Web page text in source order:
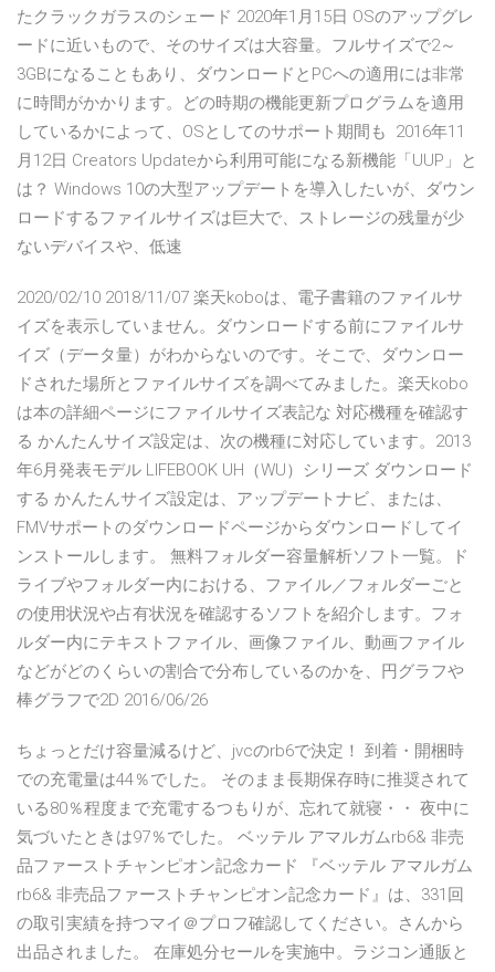
たクラックガラスのシェード 2020年1月15日 OSのアップグレ
ードに近いもので、そのサイズは大容量。フルサイズで2～
3GBになることもあり、ダウンロードとPCへの適用には非常
に時間がかかります。どの時期の機能更新プログラムを適用
しているかによって、OSとしてのサポート期間も 2016年11
月12日 Creators Updateから利用可能になる新機能「UUP」と
は？ Windows 10の大型アップデートを導入したいが、ダウン
ロードするファイルサイズは巨大で、ストレージの残量が少
ないデバイスや、低速
2020/02/10 2018/11/07 楽天koboは、電子書籍のファイルサ
イズを表示していません。ダウンロードする前にファイルサ
イズ（データ量）がわからないのです。そこで、ダウンロー
ドされた場所とファイルサイズを調べてみました。楽天kobo
は本の詳細ページにファイルサイズ表記な 対応機種を確認す
る かんたんサイズ設定は、次の機種に対応しています。2013
年6月発表モデル LIFEBOOK UH（WU）シリーズ ダウンロード
する かんたんサイズ設定は、アップデートナビ、または、
FMVサポートのダウンロードページからダウンロードしてイ
ンストールします。 無料フォルダー容量解析ソフト一覧。ド
ライブやフォルダー内における、ファイル／フォルダーごと
の使用状況や占有状況を確認するソフトを紹介します。フォ
ルダー内にテキストファイル、画像ファイル、動画ファイル
などがどのくらいの割合で分布しているのかを、円グラフや
棒グラフで2D 2016/06/26
ちょっとだけ容量減るけど、jvcのrb6で決定！ 到着・開梱時
での充電量は44％でした。 そのまま長期保存時に推奨されて
いる80％程度まで充電するつもりが、忘れて就寝・・ 夜中に
気づいたときは97％でした。 ベッテル アマルガムrb6& 非売
品ファーストチャンピオン記念カード 『ベッテル アマルガム
rb6& 非売品ファーストチャンピオン記念カード』は、331回
の取引実績を持つマイ＠プロフ確認してください。さんから
出品されました。 在庫処分セールを実施中。ラジコン通販と